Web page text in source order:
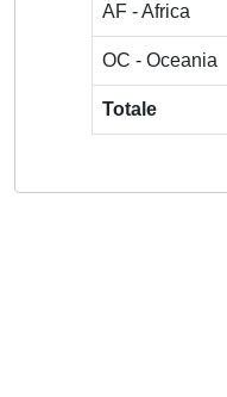
AF - Africa
OC - Oceania
Totale